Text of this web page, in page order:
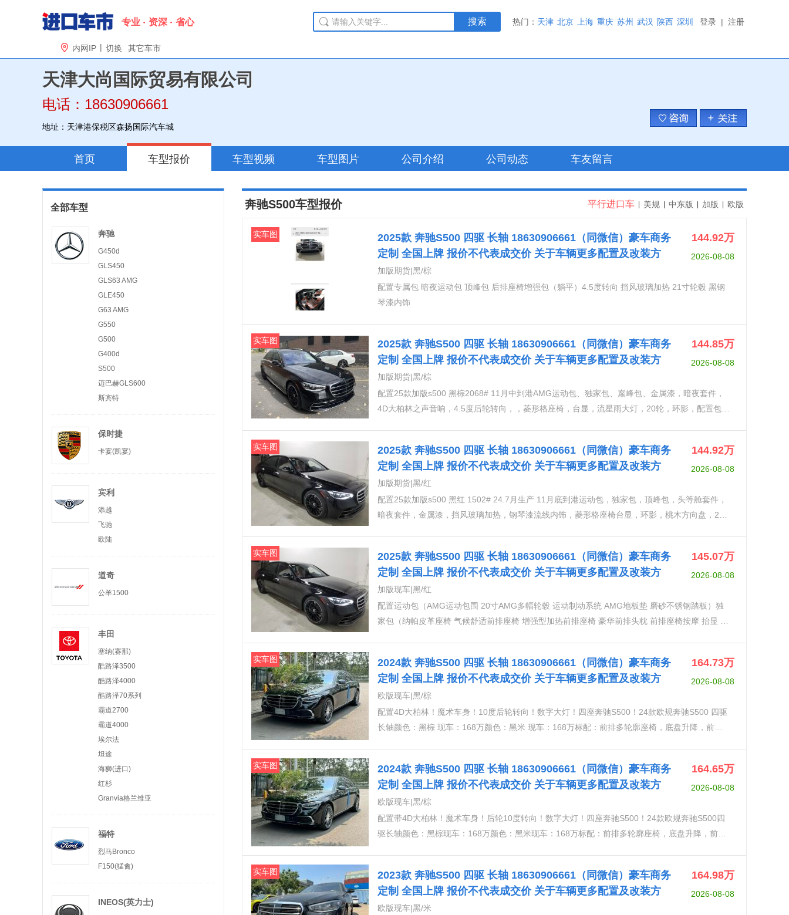
专业 资深 省心
 内网IP | 切换 其它车市
搜索 热门： 天津 北京 上海 重庆 苏州 武汉 陕西 深圳 登录 | 注册
天津大尚国际贸易有限公司
电话：18630906661
地址：天津港保税区森扬国际汽车城
首页 车型报价 车型视频 车型图片 公司介绍 公司动态 车友留言
全部车型
奔驰
G450d
GLS450
GLS63 AMG
GLE450
G63 AMG
G550
G500
G400d
S500
迈巴赫GLS600
斯宾特
保时捷
卡宴(凯宴)
宾利
添越
飞驰
欧陆
道奇
公羊1500
丰田
塞纳(赛那)
酷路泽3500
酷路泽4000
酷路泽70系列
霸道2700
霸道4000
埃尔法
坦途
海狮(进口)
红杉
Granvia格兰维亚
福特
烈马Bronco
F150(猛禽)
INEOS(英力士)
平行进口车 美规 中东版 加版 欧版
奔驰S500车型报价
实车图 144.92万
2026-08-08
2025款 奔驰S500 四驱 长轴 18630906661（同微信）豪车商务
定制 全国上牌 报价不代表成交价 关于车辆更多配置及改装方
案
加版期货|黑/棕
配置专属包 暗夜运动包 顶峰包 后排座椅增强包（躺平）4.5度转向 挡风玻璃加热 21寸轮毂 黑钢
琴漆内饰
实车图 144.85万
2026-08-08
2025款 奔驰S500 四驱 长轴 18630906661（同微信）豪车商务
定制 全国上牌 报价不代表成交价 关于车辆更多配置及改装方
案
加版期货|黑/棕
配置25款加版s500 黑棕2068# 11月中到港AMG运动包、独家包、巅峰包、金属漆，暗夜套件，
4D大柏林之声音响，4.5度后轮转向，，菱形格座椅，台显，流星雨大灯，20轮，环影，配置包分
Dynamic 多轮廓前排座椅、抬头显示）巅峰包（带记忆功能的电动舷外后排座椅、带按摩功能的
多轮廓后排座椅、气候舒适型后排座椅、增强型后排座椅加热、后排座椅颈部加热、后舱 MBUX
平板电脑、电动后窗遮阳帘）
实车图 144.92万
2026-08-08
2025款 奔驰S500 四驱 长轴 18630906661（同微信）豪车商务
定制 全国上牌 报价不代表成交价 关于车辆更多配置及改装方
案
加版期货|黑/红
配置25款加版s500 黑红 1502# 24.7月生产 11月底到港运动包，独家包，顶峰包，头等舱套件，
暗夜套件，金属漆，挡风玻璃加热，钢琴漆流线内饰，菱形格座椅台显，环影，桃木方向盘，20
枕 前排座椅按摩 抬显 环影 后部交叉交通警示）顶峰包，（动力外侧后排座椅带记忆功能，后排
多轮廓按摩座椅，舒适气候后排座椅，增强型加热后排座椅，后座颈部加热，后排平板电脑，后
排电动遮阳帘）头等舱套件=以前独家包（独家Napa真皮内饰，有对比缝线地垫，动态顶板衬
里，扩展装饰元素，照明门槛，镀铬树干装饰）——————————
实车图 145.07万
2026-08-08
2025款 奔驰S500 四驱 长轴 18630906661（同微信）豪车商务
定制 全国上牌 报价不代表成交价 关于车辆更多配置及改装方
案
加版现车|黑/红
配置运动包（AMG运动包围 20寸AMG多幅轮毂 运动制动系统 AMG地板垫 磨砂不锈钢踏板）独
家包（纳帕皮革座椅 气候舒适前排座椅 增强型加热前排座椅 豪华前排头枕 前排座椅按摩 抬显 环
件（独家Napa真皮内饰，有对比缝线地垫，动态顶板衬里，扩展装饰元素，照明门槛，镀铬树干
装饰）暗夜套件，金属漆，挡风玻璃加热，钢琴漆流线内饰，菱形格座椅，台显，环影，桃木方
向盘，20轮，流星雨大灯
实车图 164.73万
2026-08-08
2024款 奔驰S500 四驱 长轴 18630906661（同微信）豪车商务
定制 全国上牌 报价不代表成交价 关于车辆更多配置及改装方
案
欧版现车|黑/棕
配置4D大柏林！魔术车身！10度后轮转向！数字大灯！四座奔驰S500！24款欧规奔驰S500 四驱
长轴颜色：黑棕 现车：168万颜色：黑米 现车：168万标配：前排多轮廓座椅，底盘升降，前排
动刹车系统，主动车道保持，几何多光束大灯，前后雷达，1️⃣4D大柏林音响，智能魔术车身2️⃣后
轮10度转向 桃盘 数字大灯3️⃣豪华包（纳帕真皮菱形格内饰、前座椅通风、前座椅快速加热、前舒
适头枕、前排多轮廓座椅带按摩）4️⃣豪华后排座椅包 （电动调节后排座椅带记忆、后排座椅通
风、后排座椅快速加热、后座颈部加热、后排MBUX平板电脑、后排电动遮阳帘）5️⃣豪华后排座
椅增强包 （司机包：主驾和右后排可调节副驾驶座椅、副驾座椅调节范围增加，靠背可向前倾斜
6️⃣行政后排座椅包（四座、后座中控台、后排座椅折叠桌、行政右后排座椅带腿托和踏板、）7️⃣
科技包（增强现实抬头显示、3D仪表）、8️⃣钢琴漆流线内饰9️⃣单选21轮主动氛围灯
实车图 164.65万
2026-08-08
2024款 奔驰S500 四驱 长轴 18630906661（同微信）豪车商务
定制 全国上牌 报价不代表成交价 关于车辆更多配置及改装方
案
欧版现车|黑/棕
配置带4D大柏林！魔术车身！后轮10度转向！数字大灯！四座奔驰S500！24款欧规奔驰S500四
驱长轴颜色：黑棕现车：168万颜色：黑米现车：168万标配：前排多轮廓座椅，底盘升降，前排
动车道保持，前后雷达，1️⃣4D大柏林音响，智能魔术车身2️⃣后轮10度转向桃盘数字大灯3️⃣豪华包
（纳帕真皮菱形格内饰、前座椅通风、前座椅快速加热、前舒适头枕、前排多轮廓座椅带按摩）
4️⃣豪华后排座椅包（电动调节后排座椅带记忆、后排座椅通风、后排座椅快速加热、后座颈部加
实车图 164.98万
2026-08-08
2023款 奔驰S500 四驱 长轴 18630906661（同微信）豪车商务
定制 全国上牌 报价不代表成交价 关于车辆更多配置及改装方
案
欧版现车|黑/米